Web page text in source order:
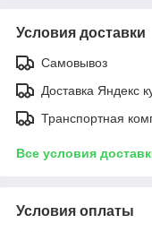
Условия доставки
Самовывоз
Доставка Яндекс
Транспортная
Все условия
Условия оплаты